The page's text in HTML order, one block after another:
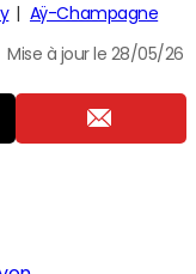
Aÿ-Champagne
Mise à jour le 28/05/26